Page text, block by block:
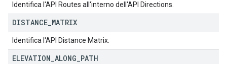
Identifica l'API Routes all'interno dell'API Directions.
DISTANCE MATRIX
Identifica l'API Distance Matrix.
ELEVATION ALONG PATH